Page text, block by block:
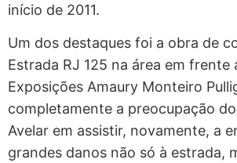
início de 2011.
Um dos destaques foi a obra de
Estrada RJ 125 na área em frente
Exposições Amaury Monteiro
completamente a preocupação
Avelar em assistir, novamente, a
grandes danos não só à estrada,